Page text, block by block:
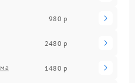
980 р
2480 р
1480 р